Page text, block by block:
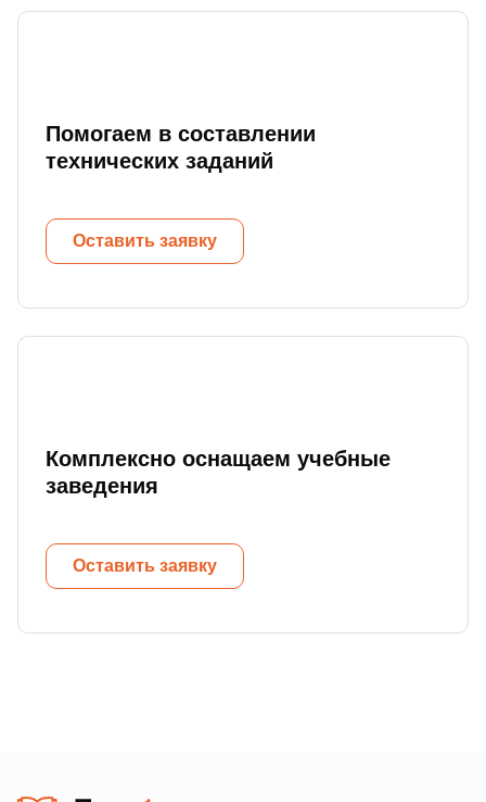
Помогаем в составлении
технических заданий
Оставить заявку
Комплексно оснащаем учебные
заведения
Оставить заявку